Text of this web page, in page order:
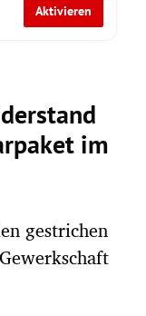
Aktivieren
im
gestrichen